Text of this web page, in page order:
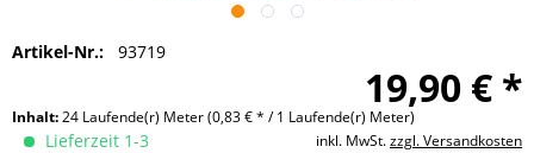
Artikel-Nr.: 93719
19,90 € *
Inhalt:24 Laufende(r) Meter(0,83 € * / 1 Laufende(r) Meter)
inkl. MwSt.zzgl. Versandkosten
Lieferzeit 1-3